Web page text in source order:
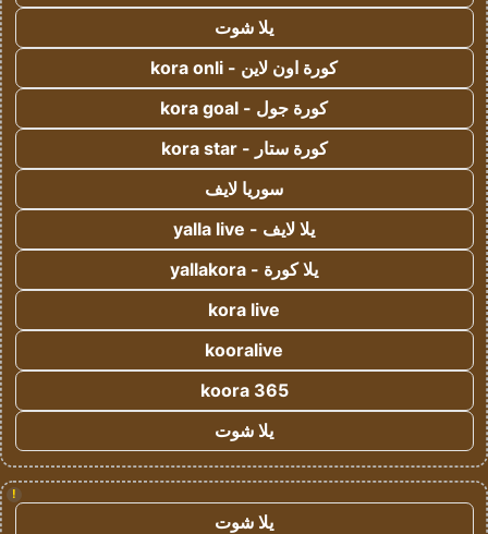
يلا شوت
كورة اون لاين - kora onli
كورة جول - kora goal
كورة ستار - kora star
سوريا لايف
يلا لايف - yalla live
يلا كورة - yallakora
kora live
kooralive
koora 365
يلا شوت
!
يلا شوت